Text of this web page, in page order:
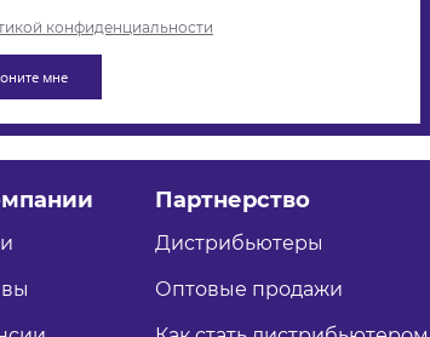
конфиденциальности
Партнерство
Дистрибьютеры
Оптовые продажи